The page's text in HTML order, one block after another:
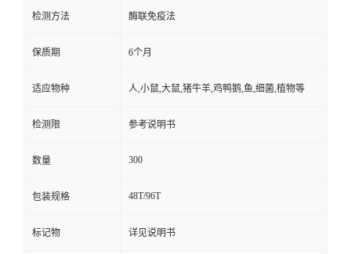
检测方法 酶联免疫法
保质期 6个月
适应物种 人,小鼠,大鼠,猪牛羊,鸡鸭鹅,鱼,细菌,植物等
检测限 参考说明书
数量 300
包装规格 48T/96T
标记物 详见说明书